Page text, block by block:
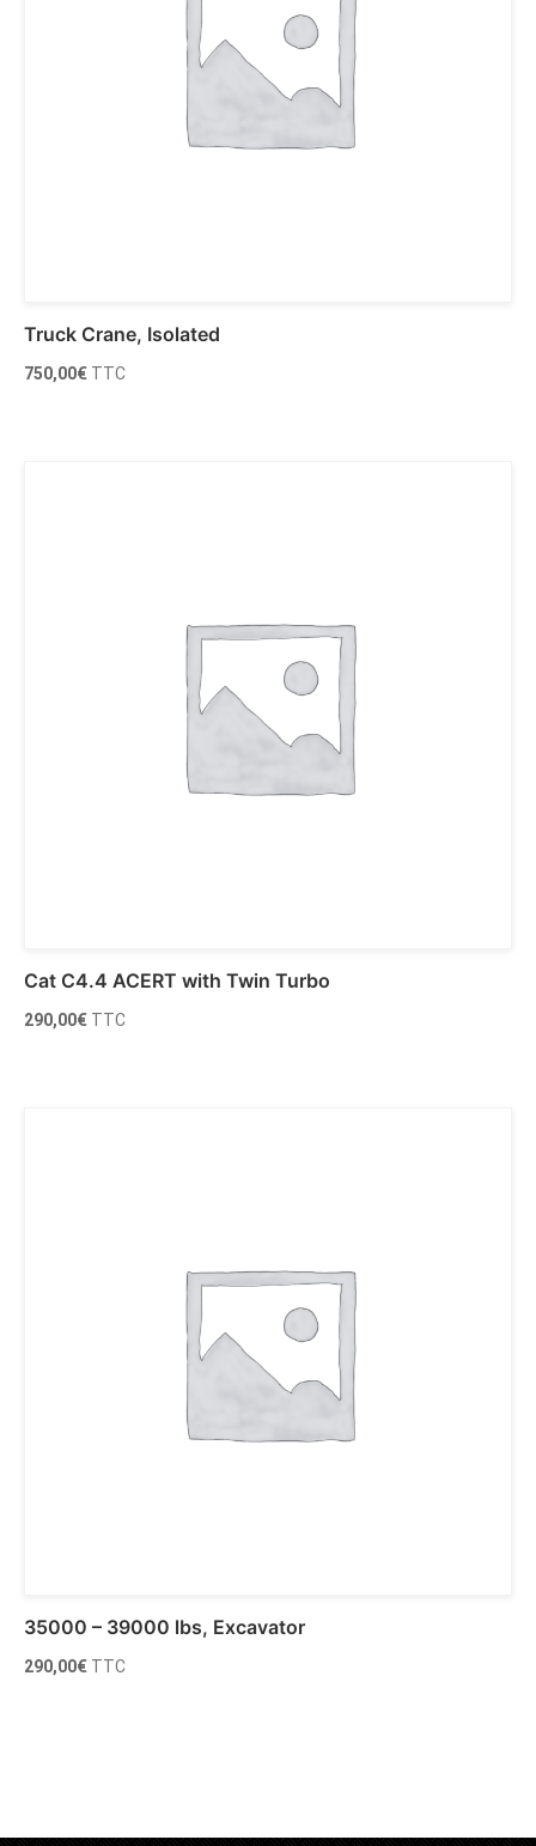
Truck Crane, Isolated
750,00€ TTC
Cat C4.4 ACERT with Twin Turbo
290,00€ TTC
35000 – 39000 lbs, Excavator
290,00€ TTC